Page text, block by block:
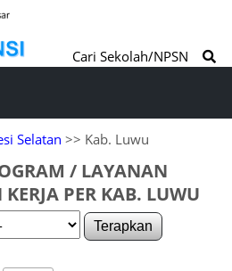
Cari Sekolah/NPSN
Selatan >> Kab. Luwu
/ LAYANAN
PER KAB. LUWU
Terapkan